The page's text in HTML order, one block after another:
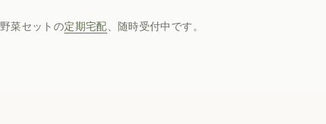
野菜セットの定期宅配 、随時受付中です。